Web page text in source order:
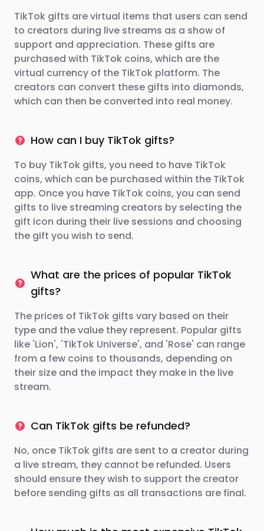
TikTok gifts are virtual items that users can send
to creators during live streams as a show of
support and appreciation. These gifts are
purchased with TikTok coins, which are the
virtual currency of the TikTok platform. The
creators can convert these gifts into diamonds,
which can then be converted into real money.
How can I buy TikTok gifts?
To buy TikTok gifts, you need to have TikTok
coins, which can be purchased within the TikTok
app. Once you have TikTok coins, you can send
gifts to live streaming creators by selecting the
gift icon during their live sessions and choosing
the gift you wish to send.
What are the prices of popular TikTok
gifts?
The prices of TikTok gifts vary based on their
type and the value they represent. Popular gifts
like 'Lion', 'TikTok Universe', and 'Rose' can range
from a few coins to thousands, depending on
their size and the impact they make in the live
stream.
Can TikTok gifts be refunded?
No, once TikTok gifts are sent to a creator during
a live stream, they cannot be refunded. Users
should ensure they wish to support the creator
before sending gifts as all transactions are final.